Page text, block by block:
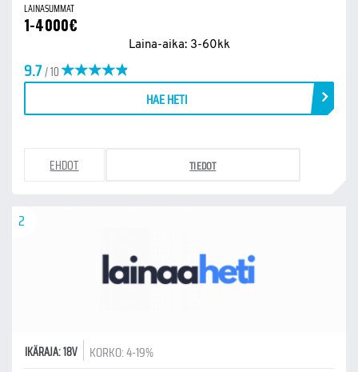
LAINASUMMAT
1-4000€
Laina-aika: 3-60kk
9.7/ 10
EHDOT TIEDOT
HAE HETI
2
IKÄRAJA: 18V KORKO: 4-19%